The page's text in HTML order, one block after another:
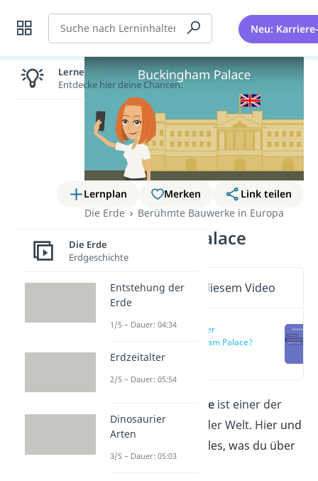
Suche Neu:
Lernplan Merken
Link teilen
Die Erde
Berühmte Bauwerke in Europa
Buckingham Palace
Wichtige Inhalte in diesem Video
Was ist der
Buckingham Palace?
Palace ist einer der
bekanntesten Paläste der Welt. Hier und
erfährst du alles, was du über
Lernen lohnt sich!
Entdecke hier deine Chancen.
Die Erde
Erdgeschichte
Entstehung der
Erde
1/5 – Dauer: 04:34
Erdzeitalter
2/5 – Dauer: 05:54
Dinosaurier
Arten
3/5 – Dauer: 05:03